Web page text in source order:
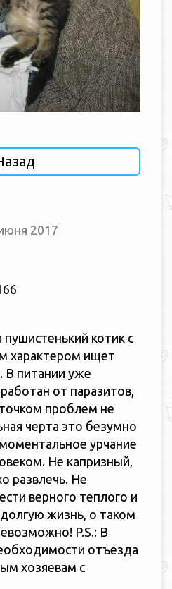
2017
котик с
характером ищет
В питании уже
от паразитов,
проблем не
черта это безумно
урчание
Не капризный,
развлечь. Не
верного теплого и
жизнь, о таком
P.S.: В
отъезда
хозяевам с